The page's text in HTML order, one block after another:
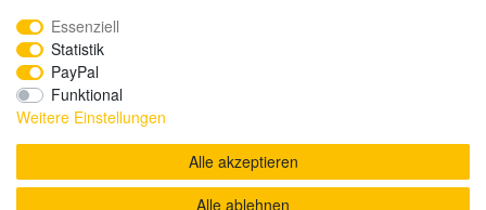
Essenziell
Statistik
PayPal
Funktional
Weitere Einstellungen
Alle akzeptieren
Alle ablehnen